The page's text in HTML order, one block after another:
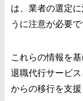
は、業者の選定
うに注意が必要で
これらの情報を
退職代行サービ
からの移行を支援